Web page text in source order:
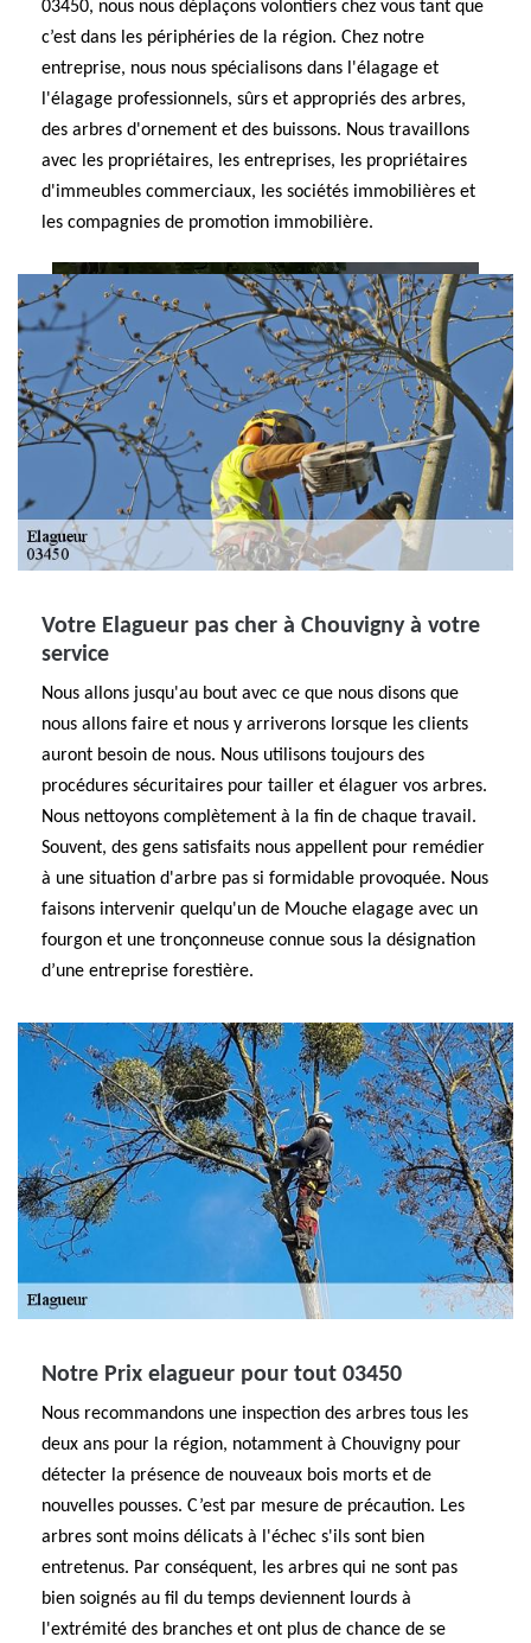
03450, nous nous déplaçons volontiers chez vous tant que
c’est dans les périphéries de la région. Chez notre
entreprise, nous nous spécialisons dans l'élagage et
l'élagage professionnels, sûrs et appropriés des arbres,
des arbres d'ornement et des buissons. Nous travaillons
avec les propriétaires, les entreprises, les propriétaires
d'immeubles commerciaux, les sociétés immobilières et
les compagnies de promotion immobilière.
Votre Elagueur pas cher à Chouvigny à votre
service
Nous allons jusqu'au bout avec ce que nous disons que
nous allons faire et nous y arriverons lorsque les clients
auront besoin de nous. Nous utilisons toujours des
procédures sécuritaires pour tailler et élaguer vos arbres.
Nous nettoyons complètement à la fin de chaque travail.
Souvent, des gens satisfaits nous appellent pour remédier
à une situation d'arbre pas si formidable provoquée. Nous
faisons intervenir quelqu'un de Mouche elagage avec un
fourgon et une tronçonneuse connue sous la désignation
d’une entreprise forestière.
Notre Prix elagueur pour tout 03450
Nous recommandons une inspection des arbres tous les
deux ans pour la région, notamment à Chouvigny pour
détecter la présence de nouveaux bois morts et de
nouvelles pousses. C’est par mesure de précaution. Les
arbres sont moins délicats à l'échec s'ils sont bien
entretenus. Par conséquent, les arbres qui ne sont pas
bien soignés au fil du temps deviennent lourds à
l'extrémité des branches et ont plus de chance de se